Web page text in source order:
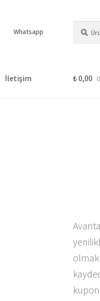
Whatsapp
İletişim ₺0,00
olmak